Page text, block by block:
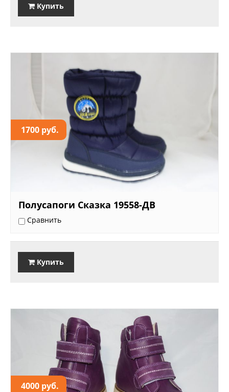
Купить
1700 руб.
Полусапоги Сказка 19558-ДВ
Сравнить
Купить
4000 руб.